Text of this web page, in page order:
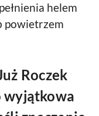
helem
powietrzem
Roczek
wyjątkowa